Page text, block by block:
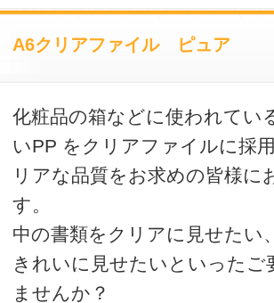
化粧品の箱などに使われている透明度の高
す。
中の書類をクリアに見せたい、写真をより
きれいに見せたいといったご要望はござい
ませんか？
そんな悩みをA6 クリアファイルピュアが
解決します。
価格表はこちら ▼